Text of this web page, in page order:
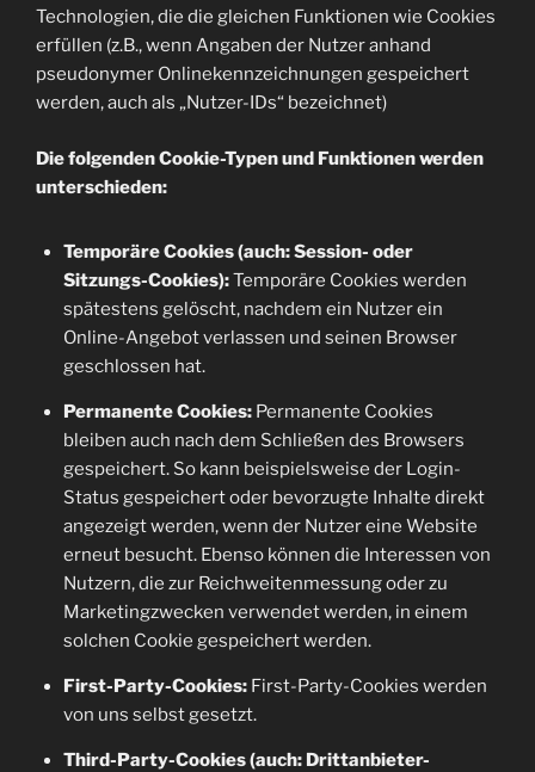
Technologien, die die gleichen Funktionen wie Cookies
erfüllen (z.B., wenn Angaben der Nutzer anhand
pseudonymer Onlinekennzeichnungen gespeichert
werden, auch als „Nutzer-IDs“ bezeichnet)
Die folgenden Cookie-Typen und Funktionen werden
unterschieden:
Temporäre Cookies (auch: Session- oder
Sitzungs-Cookies):Temporäre Cookies werden
spätestens gelöscht, nachdem ein Nutzer ein
Online-Angebot verlassen und seinen Browser
geschlossen hat.
Permanente Cookies:Permanente Cookies
bleiben auch nach dem Schließen des Browsers
gespeichert. So kann beispielsweise der Login-
Status gespeichert oder bevorzugte Inhalte direkt
angezeigt werden, wenn der Nutzer eine Website
erneut besucht. Ebenso können die Interessen von
Nutzern, die zur Reichweitenmessung oder zu
Marketingzwecken verwendet werden, in einem
solchen Cookie gespeichert werden.
First-Party-Cookies:First-Party-Cookies werden
von uns selbst gesetzt.
Third-Party-Cookies (auch: Drittanbieter-